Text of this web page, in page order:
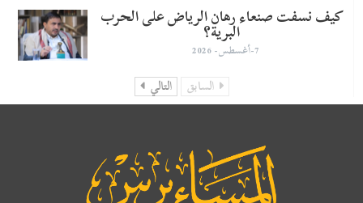
كيف نسفت صنعاء رهان الرياض على الحرب
البرية؟
7-أغسطس- 2026
السابق التالي